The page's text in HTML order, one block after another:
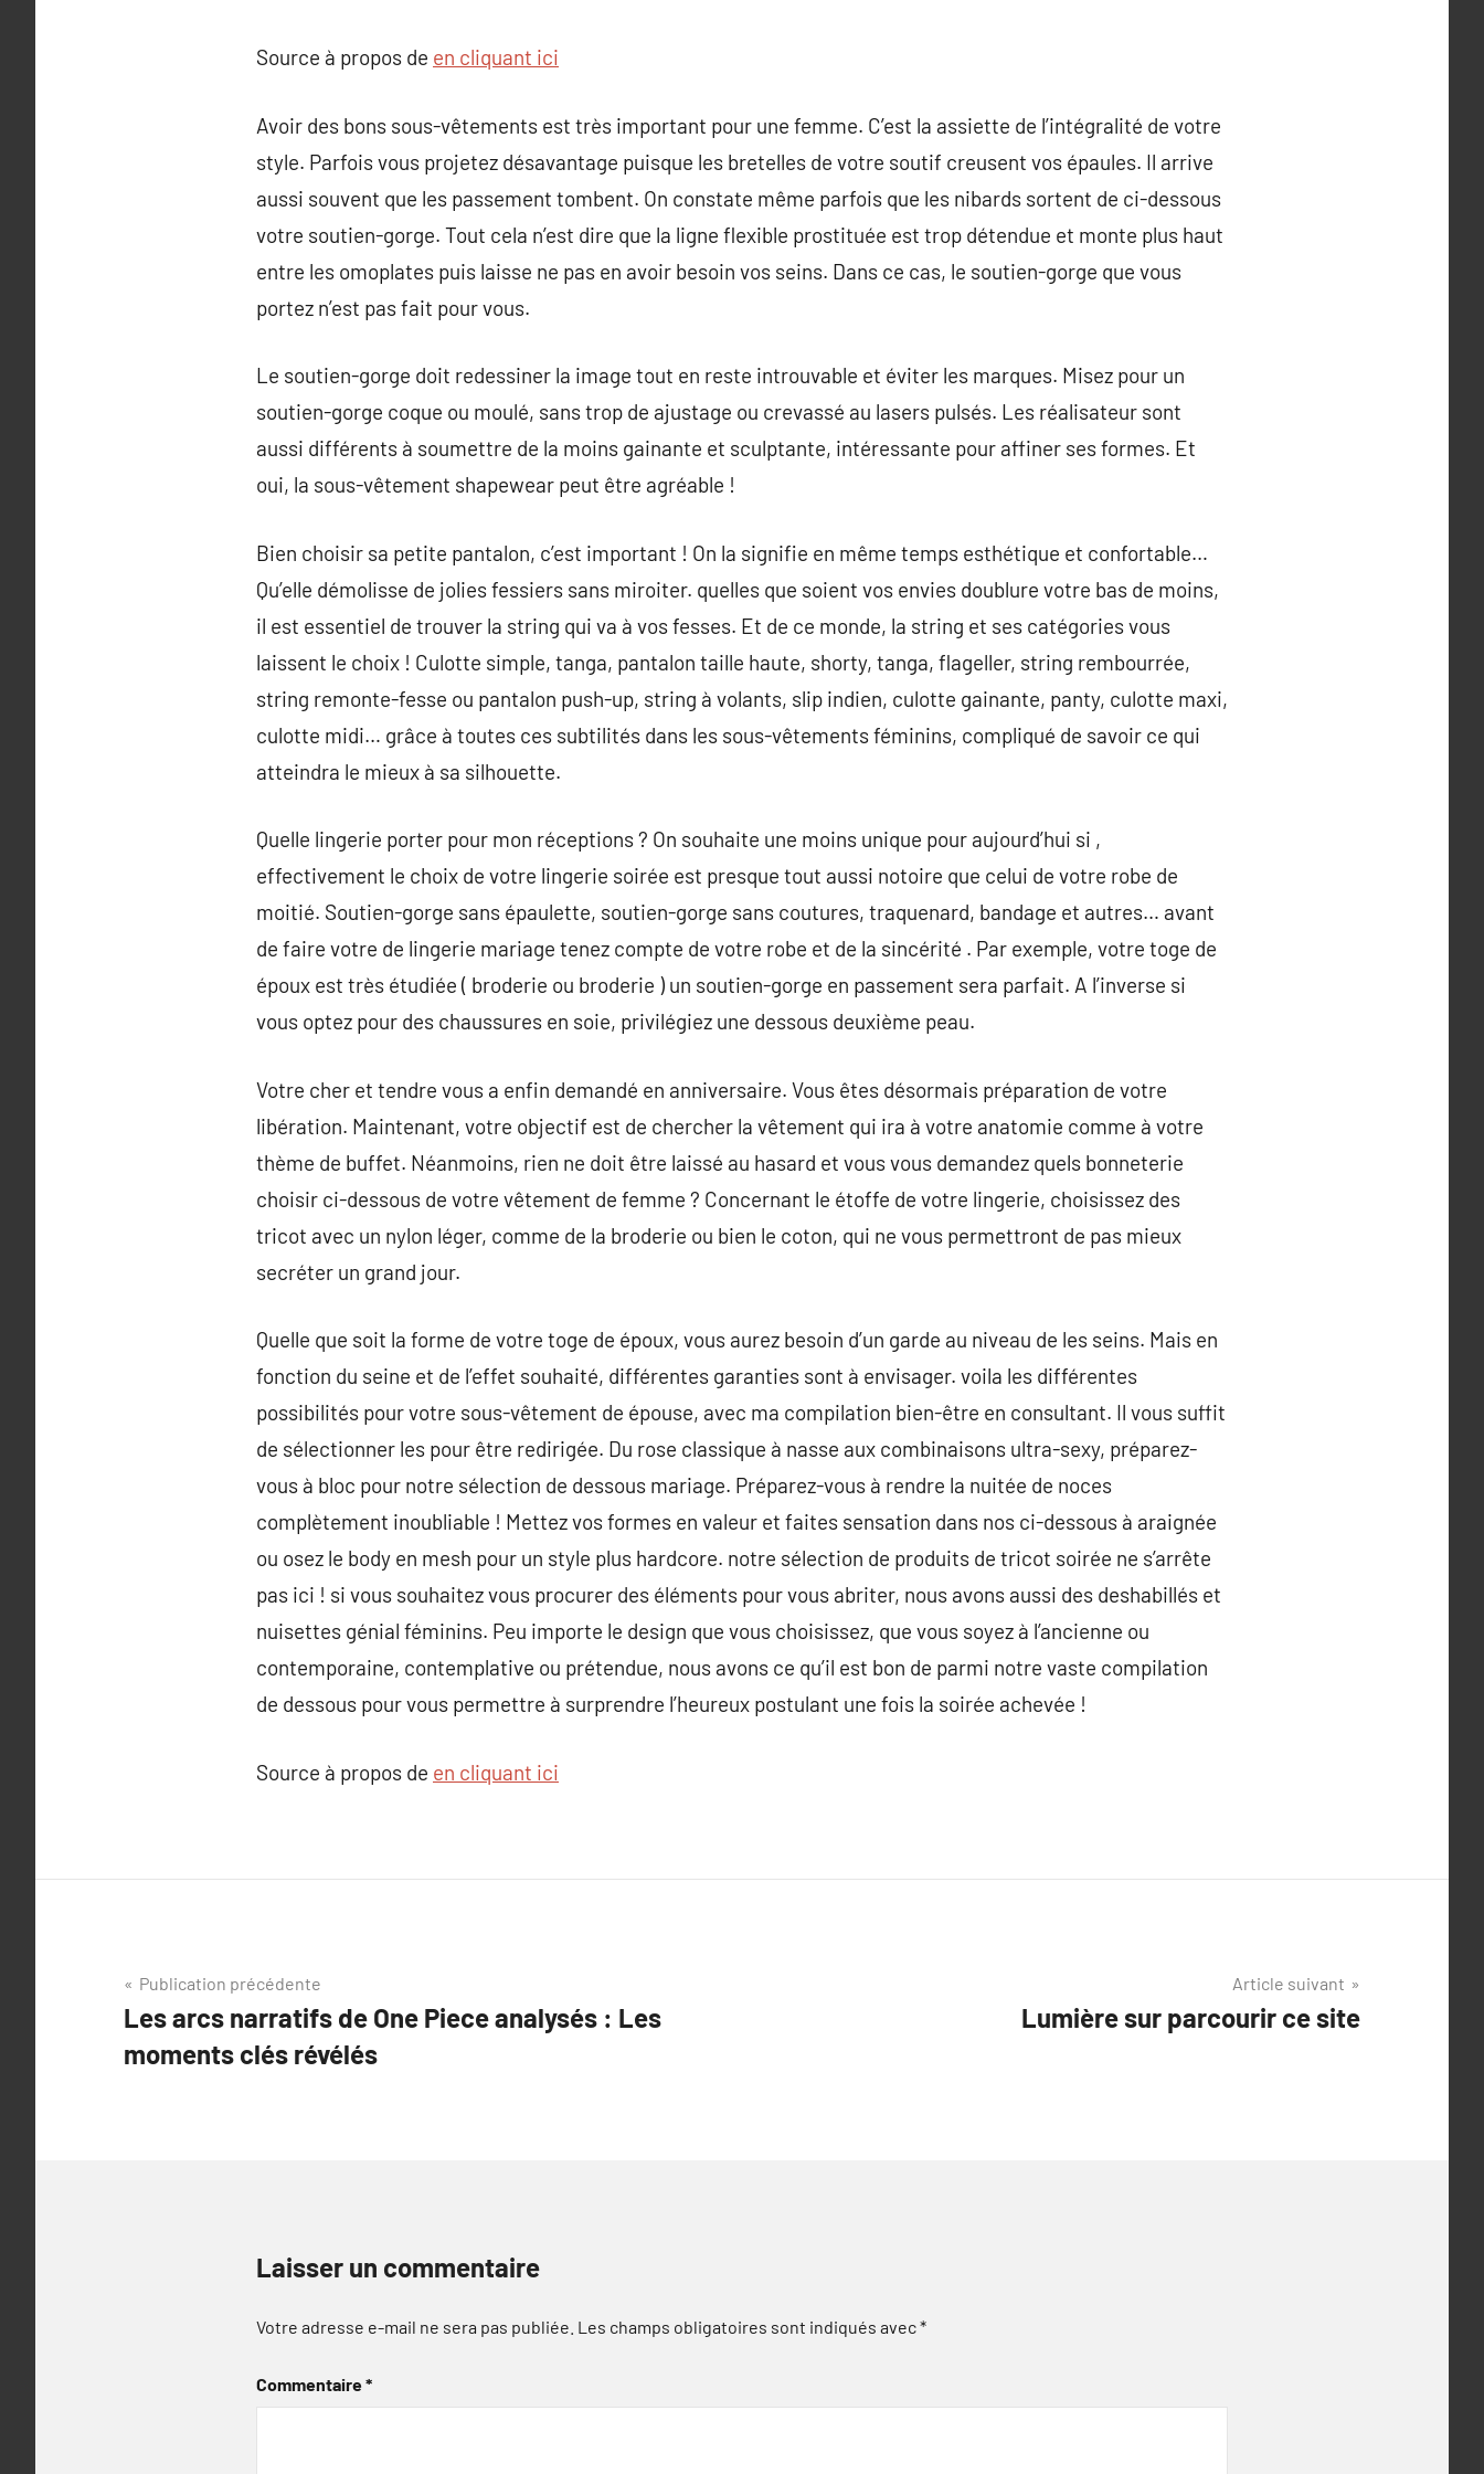
Source à propos de en cliquant ici
Avoir des bons sous-vêtements est très important pour une femme. C’est la assiette de l’intégralité de votre
style. Parfois vous projetez désavantage puisque les bretelles de votre soutif creusent vos épaules. Il arrive
aussi souvent que les passement tombent. On constate même parfois que les nibards sortent de ci-dessous
votre soutien-gorge. Tout cela n’est dire que la ligne flexible prostituée est trop détendue et monte plus haut
entre les omoplates puis laisse ne pas en avoir besoin vos seins. Dans ce cas, le soutien-gorge que vous
portez n’est pas fait pour vous.
Le soutien-gorge doit redessiner la image tout en reste introuvable et éviter les marques. Misez pour un
soutien-gorge coque ou moulé, sans trop de ajustage ou crevassé au lasers pulsés. Les réalisateur sont
aussi différents à soumettre de la moins gainante et sculptante, intéressante pour affiner ses formes. Et
oui, la sous-vêtement shapewear peut être agréable !
Bien choisir sa petite pantalon, c’est important ! On la signifie en même temps esthétique et confortable…
Qu’elle démolisse de jolies fessiers sans miroiter. quelles que soient vos envies doublure votre bas de moins,
il est essentiel de trouver la string qui va à vos fesses. Et de ce monde, la string et ses catégories vous
laissent le choix ! Culotte simple, tanga, pantalon taille haute, shorty, tanga, flageller, string rembourrée,
string remonte-fesse ou pantalon push-up, string à volants, slip indien, culotte gainante, panty, culotte maxi,
culotte midi… grâce à toutes ces subtilités dans les sous-vêtements féminins, compliqué de savoir ce qui
atteindra le mieux à sa silhouette.
Quelle lingerie porter pour mon réceptions ? On souhaite une moins unique pour aujourd’hui si ,
effectivement le choix de votre lingerie soirée est presque tout aussi notoire que celui de votre robe de
moitié. Soutien-gorge sans épaulette, soutien-gorge sans coutures, traquenard, bandage et autres… avant
de faire votre de lingerie mariage tenez compte de votre robe et de la sincérité . Par exemple, votre toge de
époux est très étudiée ( broderie ou broderie ) un soutien-gorge en passement sera parfait. A l’inverse si
vous optez pour des chaussures en soie, privilégiez une dessous deuxième peau.
Votre cher et tendre vous a enfin demandé en anniversaire. Vous êtes désormais préparation de votre
libération. Maintenant, votre objectif est de chercher la vêtement qui ira à votre anatomie comme à votre
thème de buffet. Néanmoins, rien ne doit être laissé au hasard et vous vous demandez quels bonneterie
choisir ci-dessous de votre vêtement de femme ? Concernant le étoffe de votre lingerie, choisissez des
tricot avec un nylon léger, comme de la broderie ou bien le coton, qui ne vous permettront de pas mieux
secréter un grand jour.
Quelle que soit la forme de votre toge de époux, vous aurez besoin d’un garde au niveau de les seins. Mais en
fonction du seine et de l’effet souhaité, différentes garanties sont à envisager. voila les différentes
possibilités pour votre sous-vêtement de épouse, avec ma compilation bien-être en consultant. Il vous suffit
de sélectionner les pour être redirigée. Du rose classique à nasse aux combinaisons ultra-sexy, préparez-
vous à bloc pour notre sélection de dessous mariage. Préparez-vous à rendre la nuitée de noces
complètement inoubliable ! Mettez vos formes en valeur et faites sensation dans nos ci-dessous à araignée
ou osez le body en mesh pour un style plus hardcore. notre sélection de produits de tricot soirée ne s’arrête
pas ici ! si vous souhaitez vous procurer des éléments pour vous abriter, nous avons aussi des deshabillés et
nuisettes génial féminins. Peu importe le design que vous choisissez, que vous soyez à l’ancienne ou
contemporaine, contemplative ou prétendue, nous avons ce qu’il est bon de parmi notre vaste compilation
de dessous pour vous permettre à surprendre l’heureux postulant une fois la soirée achevée !
Source à propos de en cliquant ici
Navigation
de
l’article
Publication précédente
Les arcs narratifs de One Piece analysés : Les
moments clés révélés
Article suivant
Lumière sur parcourir ce site
Laisser un commentaire
Votre adresse e-mail ne sera pas publiée. Les champs obligatoires sont indiqués avec*
Commentaire*